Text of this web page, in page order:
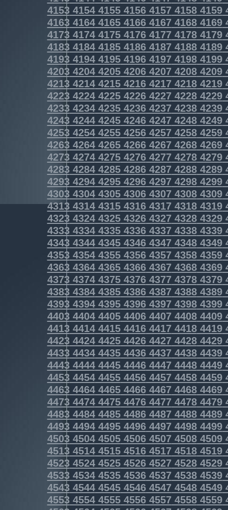
4153415441554156415741584159
4163416441654166416741684169
4173417441754176417741784179
4183418441854186418741884189
4193419441954196419741984199
4203420442054206420742084209
4213421442154216421742184219
4223422442254226422742284229
4233423442354236423742384239
4243424442454246424742484249
4253425442554256425742584259
4263426442654266426742684269
4273427442754276427742784279
4283428442854286428742884289
4293429442954296429742984299
4303430443054306430743084309
4313431443154316431743184319
4323432443254326432743284329
4333433443354336433743384339
4343434443454346434743484349
4353435443554356435743584359
4363436443654366436743684369
4373437443754376437743784379
4383438443854386438743884389
4393439443954396439743984399
4403440444054406440744084409
4413441444154416441744184419
4423442444254426442744284429
4433443444354436443744384439
4443444444454446444744484449
4453445444554456445744584459
4463446444654466446744684469
4473447444754476447744784479
4483448444854486448744884489
4493449444954496449744984499
4503450445054506450745084509
4513451445154516451745184519
4523452445254526452745284529
4533453445354536453745384539
4543454445454546454745484549
4553455445554556455745584559